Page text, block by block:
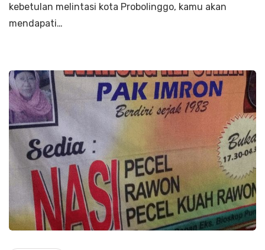
kebetulan melintasi kota Probolinggo, kamu akan
mendapati…